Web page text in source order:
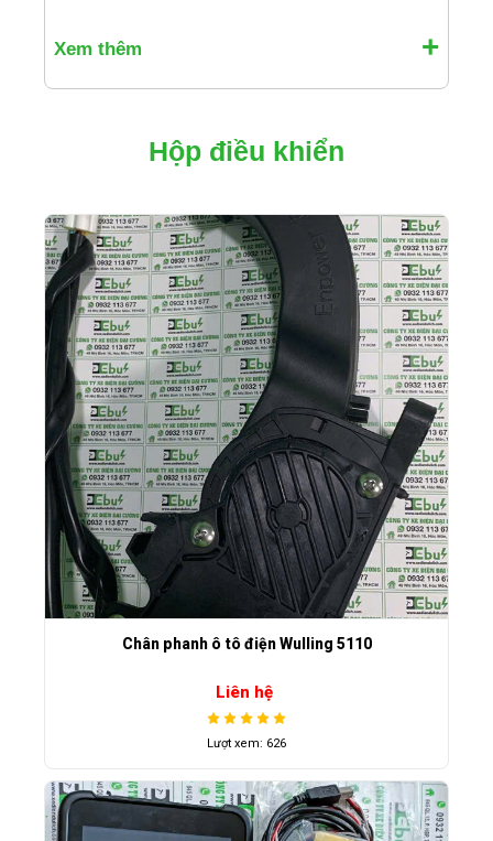
Xem thêm
Hộp điều khiển
Chân phanh ô tô điện Wulling 5110
Liên hệ
Lượt xem: 626